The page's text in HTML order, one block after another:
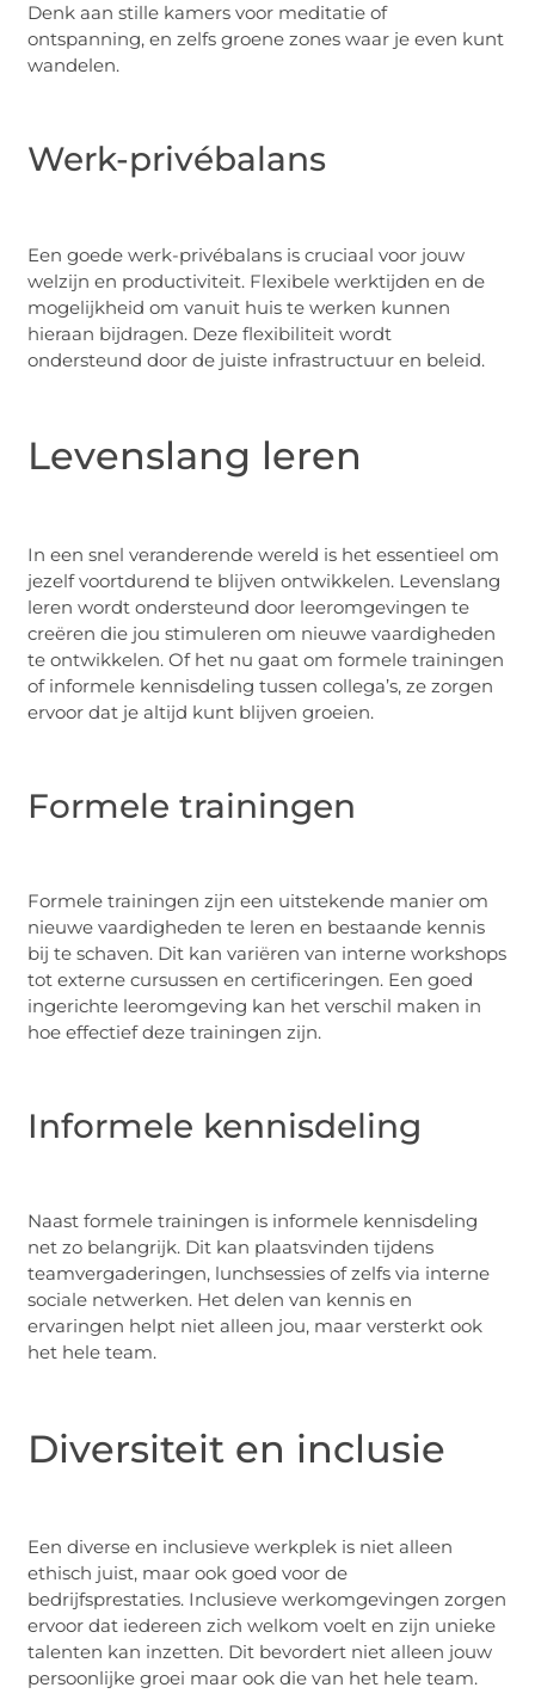
Denk aan stille kamers voor meditatie of
ontspanning, en zelfs groene zones waar je even kunt
wandelen.
Werk-privébalans
Een goede werk-privébalans is cruciaal voor jouw
welzijn en productiviteit. Flexibele werktijden en de
mogelijkheid om vanuit huis te werken kunnen
hieraan bijdragen. Deze flexibiliteit wordt
ondersteund door de juiste infrastructuur en beleid.
Levenslang leren
In een snel veranderende wereld is het essentieel om
jezelf voortdurend te blijven ontwikkelen. Levenslang
leren wordt ondersteund door leeromgevingen te
creëren die jou stimuleren om nieuwe vaardigheden
te ontwikkelen. Of het nu gaat om formele trainingen
of informele kennisdeling tussen collega’s, ze zorgen
ervoor dat je altijd kunt blijven groeien.
Formele trainingen
Formele trainingen zijn een uitstekende manier om
nieuwe vaardigheden te leren en bestaande kennis
bij te schaven. Dit kan variëren van interne workshops
tot externe cursussen en certificeringen. Een goed
ingerichte leeromgeving kan het verschil maken in
hoe effectief deze trainingen zijn.
Informele kennisdeling
Naast formele trainingen is informele kennisdeling
net zo belangrijk. Dit kan plaatsvinden tijdens
teamvergaderingen, lunchsessies of zelfs via interne
sociale netwerken. Het delen van kennis en
ervaringen helpt niet alleen jou, maar versterkt ook
het hele team.
Diversiteit en inclusie
Een diverse en inclusieve werkplek is niet alleen
ethisch juist, maar ook goed voor de
bedrijfsprestaties. Inclusieve werkomgevingen zorgen
ervoor dat iedereen zich welkom voelt en zijn unieke
talenten kan inzetten. Dit bevordert niet alleen jouw
persoonlijke groei maar ook die van het hele team.